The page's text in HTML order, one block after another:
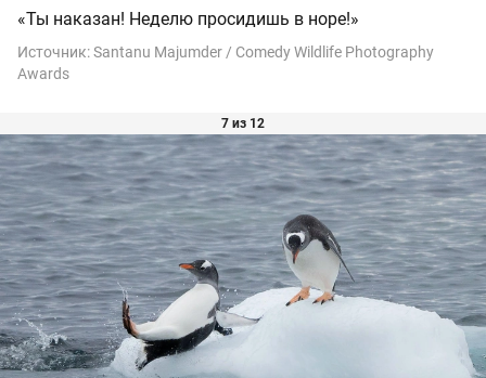
«Ты наказан! Неделю просидишь в норе!»
Источник:Santanu Majumder / Comedy Wildlife Photography
Awards
7 из 12